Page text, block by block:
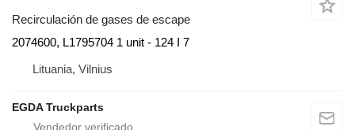
Recirculación de gases de escape
2074600, L1795704 1 unit - 124 I 7
Lituania, Vilnius
EGDA Truckparts